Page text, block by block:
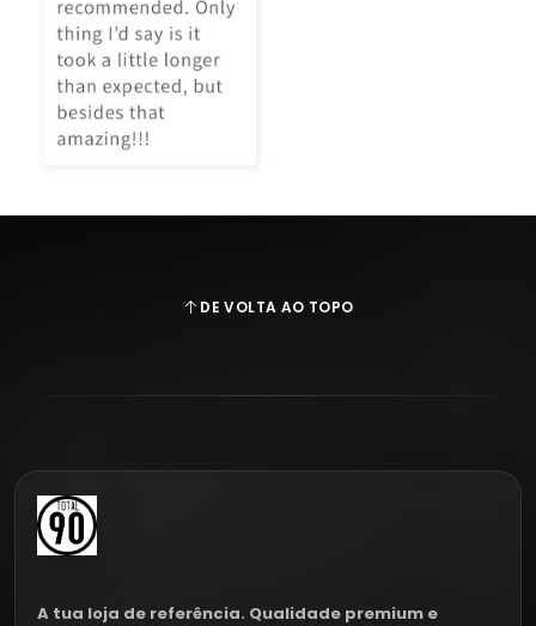
DE VOLTA AO TOPO
A tua loja de referência. Qualidade premium e